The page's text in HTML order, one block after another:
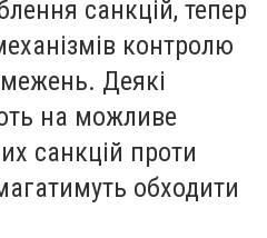
санкцій, тепер
контролю
Деякі
на можливе
санкцій проти
обходити